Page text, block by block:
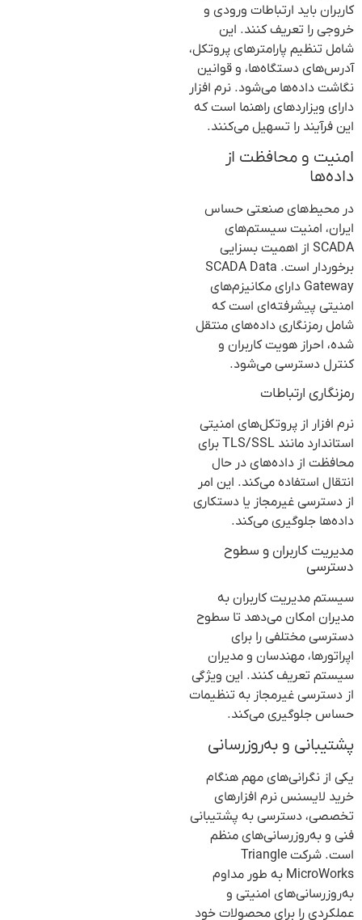
کاربران باید ارتباطات ورودی و
خروجی را تعریف کنند. این
شامل تنظیم پارامترهای پروتکل،
آدرس‌های دستگاه‌ها، و قوانین
نگاشت داده‌ها می‌شود. نرم افزار
دارای ویزاردهای راهنما است که
این فرآیند را تسهیل می‌کنند.
امنیت و محافظت از
داده‌ها
در محیط‌های صنعتی حساس
ایران، امنیت سیستم‌های
SCADA از اهمیت بسزایی
برخوردار است. SCADA Data
Gateway دارای مکانیزم‌های
امنیتی پیشرفته‌ای است که
شامل رمزنگاری داده‌های منتقل
شده، احراز هویت کاربران و
کنترل دسترسی می‌شود.
رمزنگاری ارتباطات
نرم افزار از پروتکل‌های امنیتی
استاندارد مانند TLS/SSL برای
محافظت از داده‌های در حال
انتقال استفاده می‌کند. این امر
از دسترسی غیرمجاز یا دستکاری
داده‌ها جلوگیری می‌کند.
مدیریت کاربران و سطوح
دسترسی
سیستم مدیریت کاربران به
مدیران امکان می‌دهد تا سطوح
دسترسی مختلفی را برای
اپراتورها، مهندسان و مدیران
سیستم تعریف کنند. این ویژگی
از دسترسی غیرمجاز به تنظیمات
حساس جلوگیری می‌کند.
پشتیبانی و به‌روزرسانی
یکی از نگرانی‌های مهم هنگام
خرید لایسنس نرم افزارهای
تخصصی، دسترسی به پشتیبانی
فنی و به‌روزرسانی‌های منظم
است. شرکت Triangle
MicroWorks به طور مداوم
به‌روزرسانی‌های امنیتی و
عملکردی را برای محصولات خود